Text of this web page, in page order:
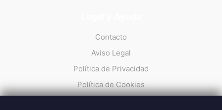
Contacto
Aviso Legal
Política de Privacidad
Política de Cookies